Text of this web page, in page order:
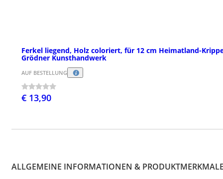
Ferkel liegend, Holz coloriert, für 12 cm Heimatland-
Grödner Kunsthandwerk
AUF BESTELLUNG
€ 13,90
ALLGEMEINE INFORMATIONEN &